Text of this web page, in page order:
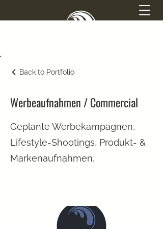
Back to Portfolio
Werbeaufnahmen / Commercial
Geplante Werbekampagnen,
Lifestyle-Shootings, Produkt- &
Markenaufnahmen.